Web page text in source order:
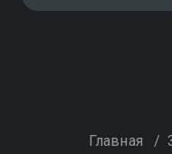
Главная /